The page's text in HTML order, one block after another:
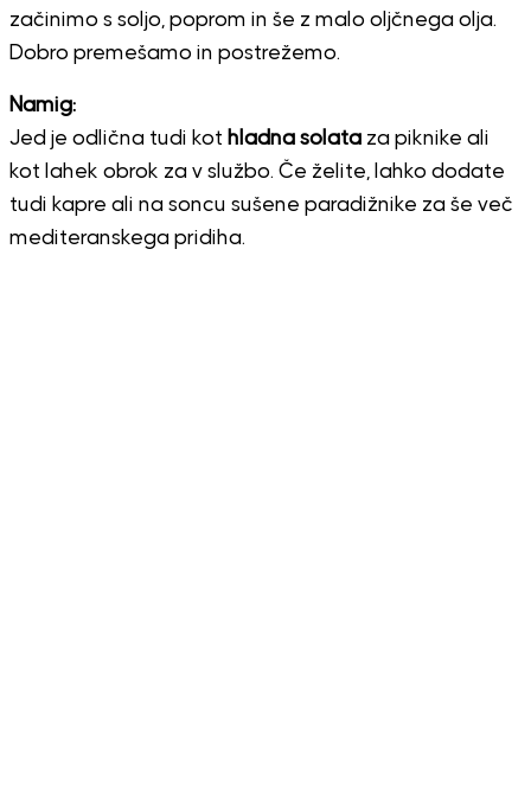
začinimo s soljo, poprom in še z malo oljčnega olja.
Dobro premešamo in postrežemo.
Namig:
Jed je odlična tudi kot hladna solataza piknike ali
kot lahek obrok za v službo. Če želite, lahko dodate
tudi kapre ali na soncu sušene paradižnike za še več
mediteranskega pridiha.